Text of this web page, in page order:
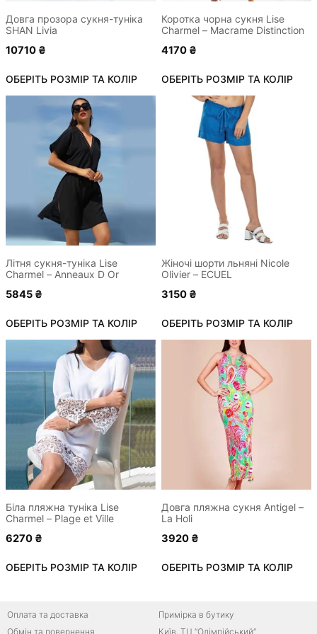
Довга прозора сукня-туніка
SHAN Livia
10710 ₴
ОБЕРІТЬ РОЗМІР ТА КОЛІР
сторінці
товару
Коротка чорна сукня Lise
Charmel – Macrame Distinction
4170 ₴
ОБЕРІТЬ РОЗМІР ТА КОЛІР
сторінці
товару
Літня сукня-туніка Lise
Charmel – Anneaux D Or
5845 ₴
ОБЕРІТЬ РОЗМІР ТА КОЛІР
кілька
варіантів.
Параметри
можна
на
сторінці
товару
Жіночі шорти льняні Nicole
Olivier – ECUEL
3150 ₴
ОБЕРІТЬ РОЗМІР ТА КОЛІР
варіантів.
Параметри
сторінці
товару
Біла пляжна туніка Lise
Charmel – Plage et Ville
6270 ₴
ОБЕРІТЬ РОЗМІР ТА КОЛІР
товар
має
кілька
варіантів.
Параметри
можна
вибрати
на
сторінці
товару
Довга пляжна сукня Antigel –
La Holi
3920 ₴
ОБЕРІТЬ РОЗМІР ТА КОЛІР
Параметри
на
сторінці
товару
Оплата та доставка
Обмін та повернення
Примірка в бутику
Київ, ТЦ “Олімпійський”